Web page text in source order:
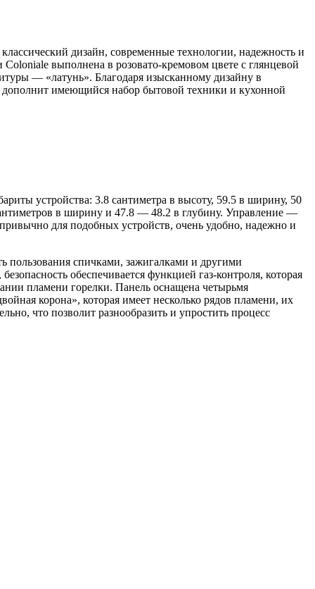
дизайн, современные технологии, надежность и
выполнена в розовато-кремовом цвете с глянцевой
— «латунь». Благодаря изысканному дизайну в
дополнит имеющийся набор бытовой техники и кухонной
устройства: 3.8 сантиметра в высоту, 59.5 в ширину, 50
в ширину и 47.8 — 48.2 в глубину. Управление —
для подобных устройств, очень удобно, надежно и
пользования спичками, зажигалками и другими
обеспечивается функцией газ-контроля, которая
пламени горелки. Панель оснащена четырьмя
корона», которая имеет несколько рядов пламени, их
что позволит разнообразить и упростить процесс